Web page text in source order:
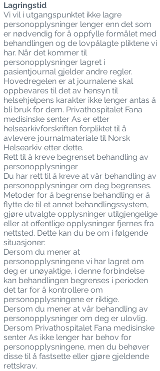
Lagringstid
Vi vil i utgangspunktet ikke lagre
personopplysninger lenger enn det som
er nødvendig for å oppfylle formålet med
behandlingen og de lovpålagte pliktene vi
har. Når det kommer til
personopplysninger lagret i
pasientjournal gjelder andre regler.
Hovedregelen er at journalene skal
oppbevares til det av hensyn til
helsehjelpens karakter ikke lenger antas å
bli bruk for dem. Privathospitalet Fana
medisinske senter As er etter
helsearkivforskriften forpliktet til å
avlevere journalmateriale til Norsk
Helsearkiv etter dette.
Rett til å kreve begrenset behandling av
personopplysninger
Du har rett til å kreve at vår behandling av
personopplysninger om deg begrenses.
Metoder for å begrense behandling er å
flytte de til et annet behandlingssystem,
gjøre utvalgte opplysninger utilgjengelige
eller at offentlige opplysninger fjernes fra
nettsted. Dette kan du be om i følgende
situasjoner:
Dersom du mener at
personopplysningene vi har lagret om
deg er unøyaktige, i denne forbindelse
kan behandlingen begrenses i perioden
det tar for å kontrollere om
personopplysningene er riktige.
Dersom du mener at vår behandling av
personopplysninger om deg er ulovlig.
Dersom Privathospitalet Fana medisinske
senter As ikke lenger har behov for
personopplysningene, men du behøver
disse til å fastsette eller gjøre gjeldende
rettskrav.